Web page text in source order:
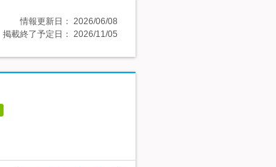
情報更新日： 2026/06/08
掲載終了予定日： 2026/11/05